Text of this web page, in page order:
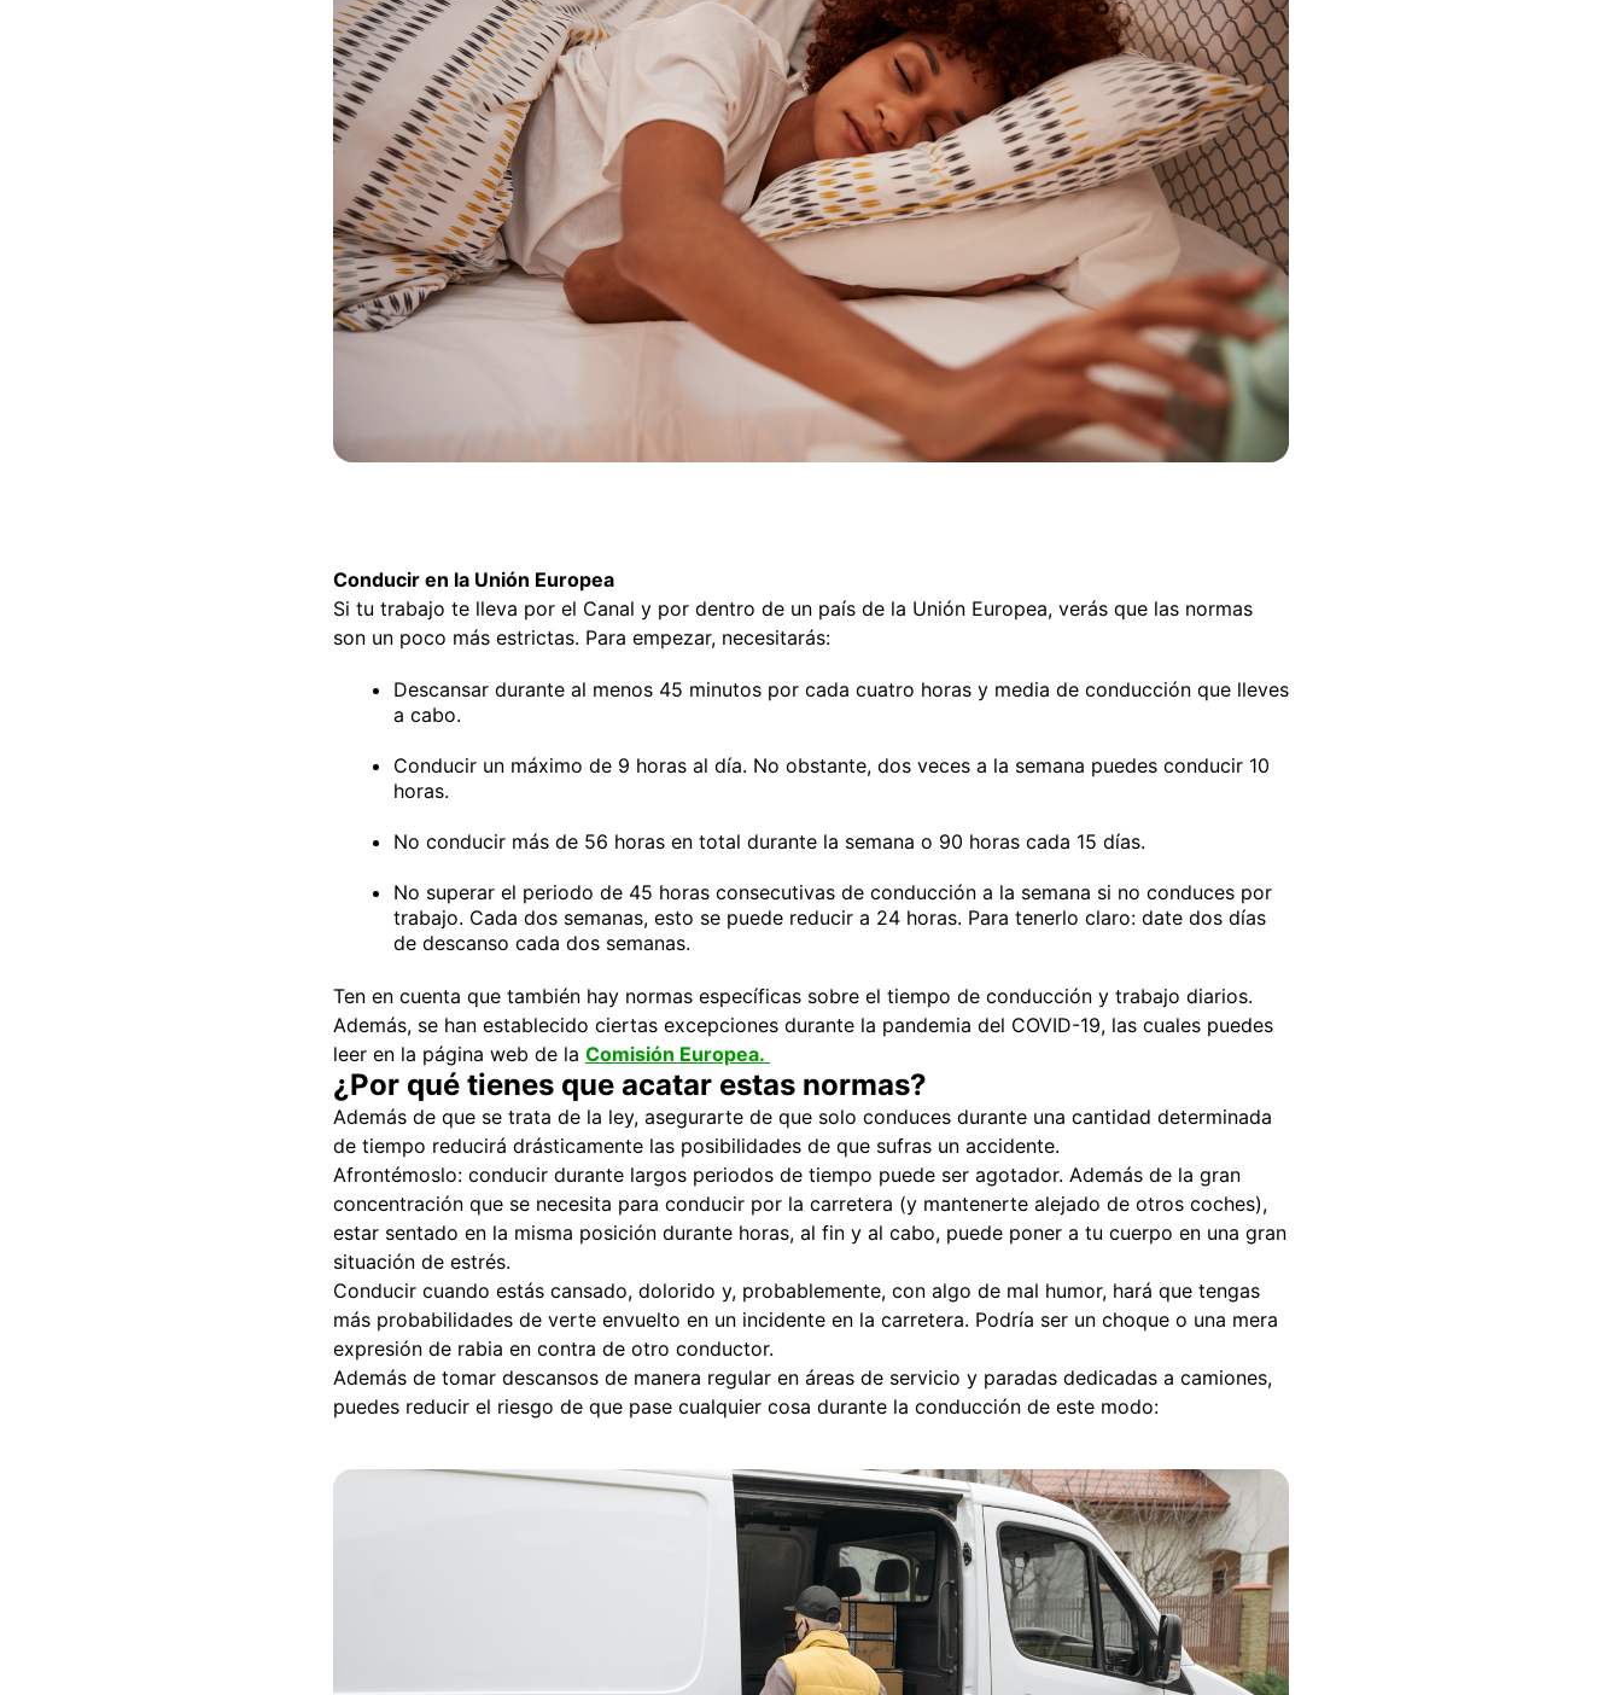
Conducir en la Unión Europea
Si tu trabajo te lleva por el Canal y por dentro de un país de la Unión Europea, verás que las normas
son un poco más estrictas. Para empezar, necesitarás:
Descansar durante al menos 45 minutos por cada cuatro horas y media de conducción que lleves
a cabo.
Conducir un máximo de 9 horas al día. No obstante, dos veces a la semana puedes conducir 10
horas.
No conducir más de 56 horas en total durante la semana o 90 horas cada 15 días.
No superar el periodo de 45 horas consecutivas de conducción a la semana si no conduces por
trabajo. Cada dos semanas, esto se puede reducir a 24 horas. Para tenerlo claro: date dos días
de descanso cada dos semanas.
Ten en cuenta que también hay normas específicas sobre el tiempo de conducción y trabajo diarios.
Además, se han establecido ciertas excepciones durante la pandemia del COVID-19, las cuales puedes
leer en la página web de la Comisión Europea.
¿Por qué tienes que acatar estas normas?
Además de que se trata de la ley, asegurarte de que solo conduces durante una cantidad determinada
de tiempo reducirá drásticamente las posibilidades de que sufras un accidente.
Afrontémoslo: conducir durante largos periodos de tiempo puede ser agotador. Además de la gran
concentración que se necesita para conducir por la carretera (y mantenerte alejado de otros coches),
estar sentado en la misma posición durante horas, al fin y al cabo, puede poner a tu cuerpo en una gran
situación de estrés.
Conducir cuando estás cansado, dolorido y, probablemente, con algo de mal humor, hará que tengas
más probabilidades de verte envuelto en un incidente en la carretera. Podría ser un choque o una mera
expresión de rabia en contra de otro conductor.
Además de tomar descansos de manera regular en áreas de servicio y paradas dedicadas a camiones,
puedes reducir el riesgo de que pase cualquier cosa durante la conducción de este modo: